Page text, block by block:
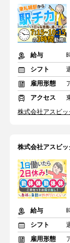
給与
シフト
雇用形態
アクセス
株式会社アスビ
株式会社アスビッ
給与
シフト
雇用形態